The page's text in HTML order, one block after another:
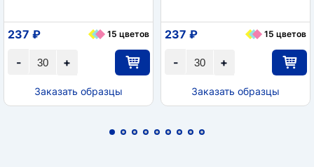
+
-
237 ₽ 15 цветов
Заказать образцы
+
-
237 ₽ 15 цветов
Заказать образцы